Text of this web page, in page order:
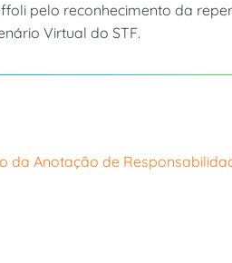
pelo reconhecimento da
Virtual do STF.
da Anotação de